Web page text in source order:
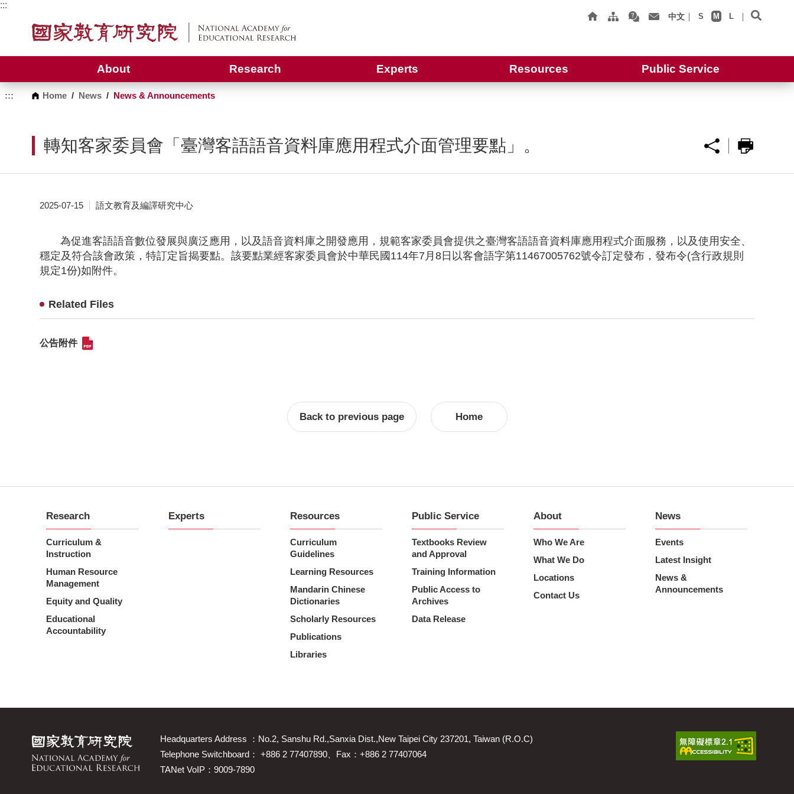
G
o
:::
中文 S M L
About Research Experts Resources Public Service
::: Home / News / News & Announcements
轉知客家委員會「臺灣客語語音資料庫應用程式介面管理要點」。
2025-07-15 語文教育及編譯研究中心
為促進客語語音數位發展與廣泛應用，以及語音資料庫之開發應用，規範客家委員會提供之臺灣客語語音資料庫應用程式介面服務，以及使用安全、
穩定及符合該會政策，特訂定旨揭要點。該要點業經客家委員會於中華民國114年7月8日以客會語字第11467005762號令訂定發布，發布令(含行政規則
規定1份)如附件。
Related Files
公告附件
Back to previous page Home
Research
Curriculum &
Instruction
Human Resource
Management
Equity and Quality
Educational
Accountability
Experts Resources
Curriculum
Guidelines
Learning Resources
Mandarin Chinese
Dictionaries
Scholarly Resources
Publications
Libraries
Public Service
Textbooks Review
and Approval
Training Information
Public Access to
Archives
Data Release
About
Who We Are
What We Do
Locations
Contact Us
News
Events
Latest Insight
News &
Announcements
Headquarters Address ：No.2, Sanshu Rd.,Sanxia Dist.,New Taipei City 237201, Taiwan (R.O.C)
Telephone Switchboard： +886 2 77407890、Fax：+886 2 77407064
TANet VoIP：9009-7890